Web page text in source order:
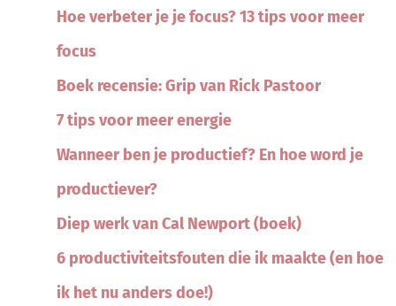
Hoe verbeter je je focus? 13 tips voor meer
focus
Boek recensie: Grip van Rick Pastoor
7 tips voor meer energie
Wanneer ben je productief? En hoe word je
productiever?
Diep werk van Cal Newport (boek)
6 productiviteitsfouten die ik maakte (en hoe
ik het nu anders doe!)